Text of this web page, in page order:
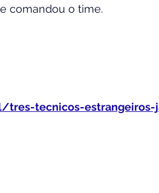
comandou o time.
tecnicos-estrangeiros-